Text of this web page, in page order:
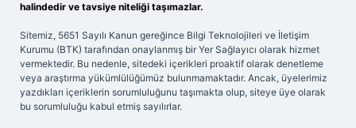
halindedir ve tavsiye niteliği taşımazlar.
Sitemiz, 5651 Sayılı Kanun gereğince Bilgi Teknolojileri ve İletişim
Kurumu (BTK) tarafından onaylanmış bir Yer Sağlayıcı olarak hizmet
vermektedir. Bu nedenle, sitedeki içerikleri proaktif olarak denetleme
veya araştırma yükümlülüğümüz bulunmamaktadır. Ancak, üyelerimiz
yazdıkları içeriklerin sorumluluğunu taşımakta olup, siteye üye olarak
bu sorumluluğu kabul etmiş sayılırlar.